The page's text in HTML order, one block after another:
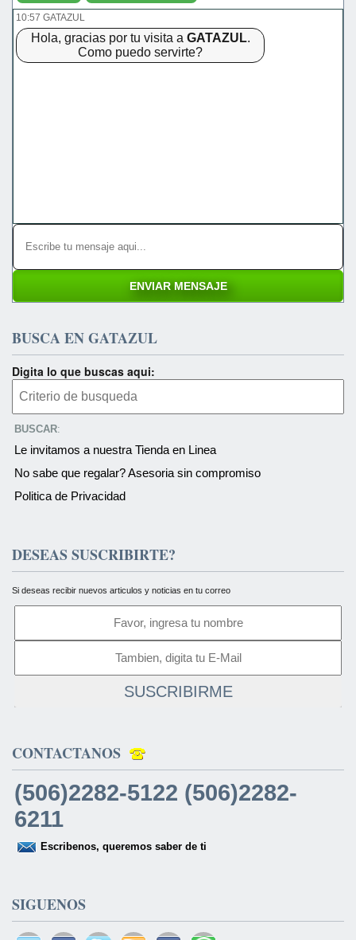
10:57 GATAZUL
Hola, gracias por tu visita a GATAZUL.
Como puedo servirte?
BUSCA EN GATAZUL
Digita lo que buscas aqui:
BUSCAR:
Le invitamos a nuestra Tienda en Linea
No sabe que regalar? Asesoria sin compromiso
Politica de Privacidad
DESEAS SUSCRIBIRTE?
Si deseas recibir nuevos articulos y noticias en tu correo
SUSCRIBIRME
CONTACTANOS
(506)2282-5122 (506)2282-
6211
Escribenos, queremos saber de ti
SIGUENOS